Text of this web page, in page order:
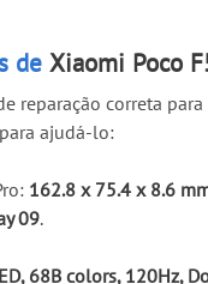
deXiaomi Poco
reparação correta
ajudá-lo:
162.8 x 75.4 x 8.6
09.
68B colors, 120Hz,